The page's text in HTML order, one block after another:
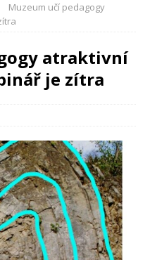
Muzeum učí pedagogy
atraktivní
je zítra